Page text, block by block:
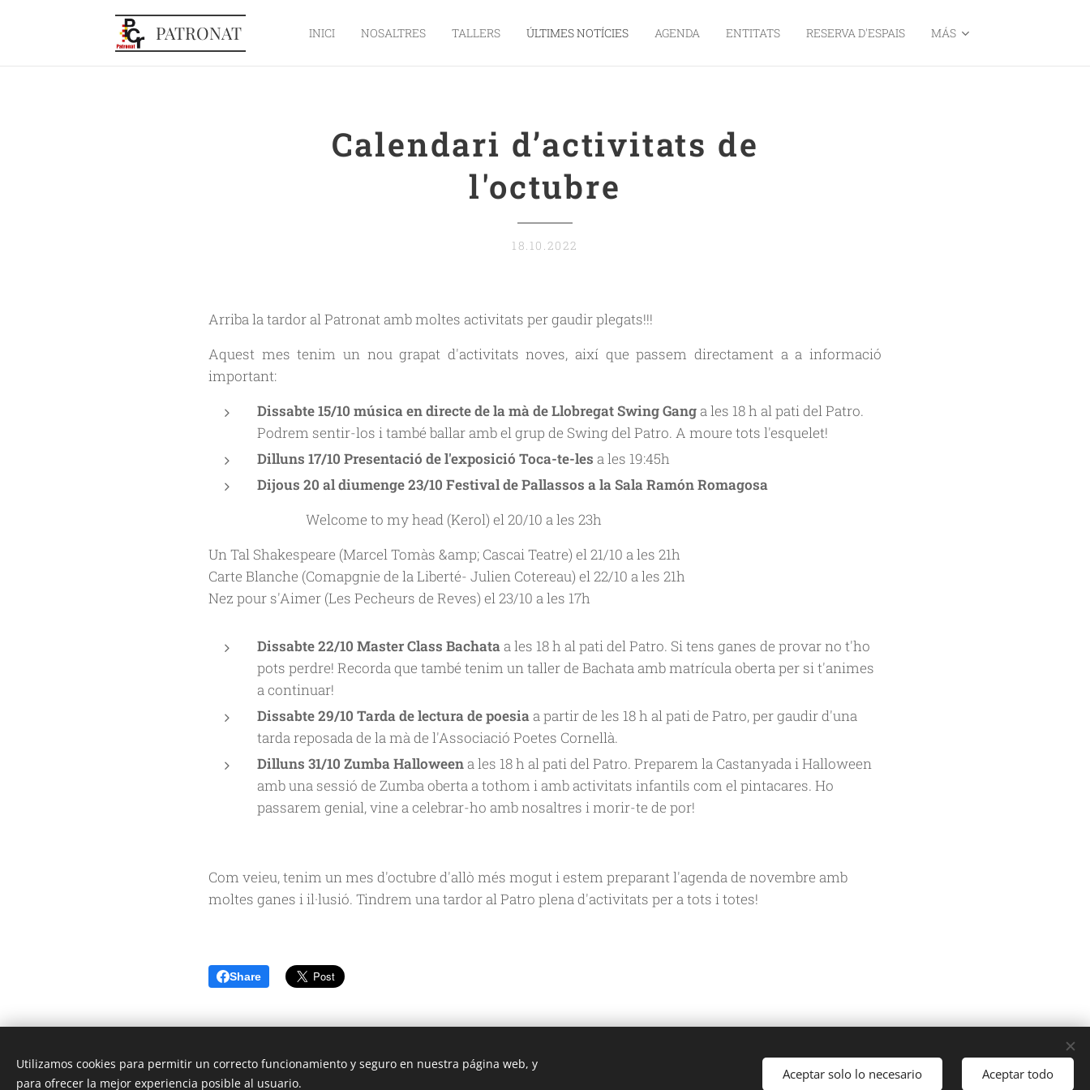
PATRONAT INICI NOSALTRES TALLERS ÚLTIMES NOTÍCIES AGENDA ENTITATS RESERVA D'ESPAIS MÁS
Calendari d’activitats de
l'octubre
18.10.2022
Arriba la tardor al Patronat amb moltes activitats per gaudir plegats!!!
Aquest mes tenim un nou grapat d'activitats noves, així que passem directament a a informació
important:
Dissabte 15/10 música en directe de la mà de Llobregat Swing Ganga les 18 h al pati del Patro.
Podrem sentir-los i també ballar amb el grup de Swing del Patro. A moure tots l'esquelet!
Dilluns 17/10 Presentació de l'exposició Toca-te-les a les 19:45h
Dijous 20 al diumenge 23/10 Festival de Pallassos a la Sala Ramón Romagosa
Welcome to my head (Kerol) el 20/10 a les 23h
Un Tal Shakespeare (Marcel Tomàs &amp; Cascai Teatre) el 21/10 a les 21h
Carte Blanche (Comapgnie de la Liberté- Julien Cotereau) el 22/10 a les 21h
Nez pour s'Aimer (Les Pecheurs de Reves) el 23/10 a les 17h
Dissabte 22/10 Master Class Bachataa les 18 h al pati del Patro. Si tens ganes de provar no t'ho
pots perdre! Recorda que també tenim un taller de Bachata amb matrícula oberta per si t'animes
a continuar!
Dissabte 29/10 Tarda de lectura de poesiaa partir de les 18 h al pati de Patro, per gaudir d'una
tarda reposada de la mà de l'Associació Poetes Cornellà.
Dilluns 31/10 Zumba Halloweena les 18 h al pati del Patro. Preparem la Castanyada i Halloween
amb una sessió de Zumba oberta a tothom i amb activitats infantils com el pintacares. Ho
passarem genial, vine a celebrar-ho amb nosaltres i morir-te de por!
Com veieu, tenim un mes d'octubre d'allò més mogut i estem preparant l'agenda de novembre amb
moltes ganes i il·lusió. Tindrem una tardor al Patro plena d'activitats per a tots i totes!
Share
Utilizamos cookies para permitir un correcto funcionamiento y seguro en nuestra página web, y
para ofrecer la mejor experiencia posible al usuario.
Aceptar solo lo necesario Aceptar todo